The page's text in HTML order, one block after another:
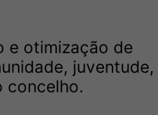
e otimização de
juventude,
concelho.